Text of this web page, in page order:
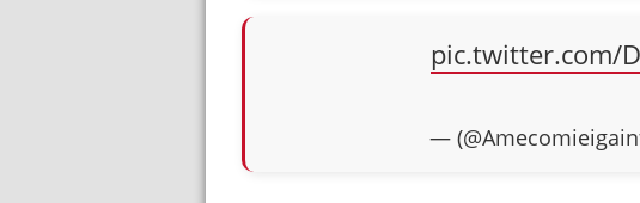
pic.twitter.com/
—